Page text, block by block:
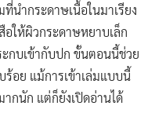
ที่นำกระดาษเนื้อในมาเรียง
ให้ผิวกระดาษหยาบเล็ก
กบเข้ากับปก ขั้นตอนนี้ช่วย
อย แม้การเข้าเล่มแบบนี้
ากนัก แต่ก็ยังเปิดอ่านได้